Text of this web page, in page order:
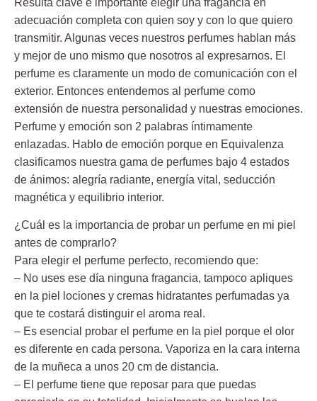
adecuación completa con quien soy y con lo que quiero
transmitir. Algunas veces nuestros perfumes hablan más
y mejor de uno mismo que nosotros al expresarnos. El
perfume es claramente un modo de comunicación con el
exterior. Entonces entendemos al perfume como
extensión de nuestra personalidad y nuestras emociones.
Perfume y emoción son 2 palabras íntimamente
enlazadas. Hablo de emoción porque en Equivalenza
clasificamos nuestra gama de perfumes bajo 4 estados
de ánimos: alegría radiante, energía vital, seducción
magnética y equilibrio interior.
¿Cuál es la importancia de probar un perfume en mi piel
antes de comprarlo?
Para elegir el perfume perfecto, recomiendo que:
– No uses ese día ninguna fragancia, tampoco apliques
en la piel lociones y cremas hidratantes perfumadas ya
que te costará distinguir el aroma real.
– Es esencial probar el perfume en la piel porque el olor
es diferente en cada persona. Vaporiza en la cara interna
de la muñeca a unos 20 cm de distancia.
– El perfume tiene que reposar para que puedas